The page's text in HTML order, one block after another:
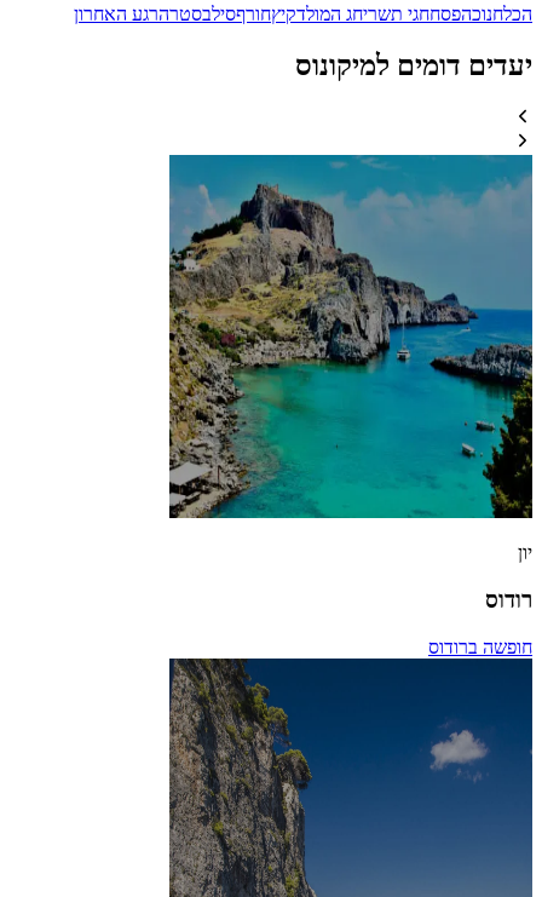
הכלחנוכהפסחחגי תשריחג המולדקיץחורףסילבסטרהרגע האחרון
יעדים דומים למיקונוס
יון
רודוס
חופשה ברודוס